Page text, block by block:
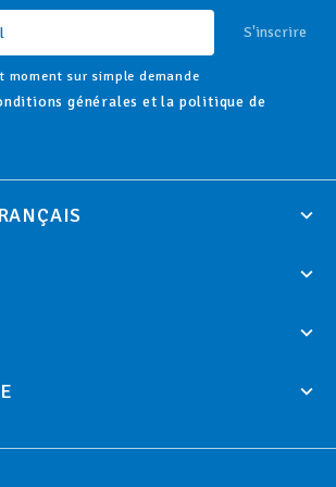
S'inscrire
sur simple demande
générales et la politique de